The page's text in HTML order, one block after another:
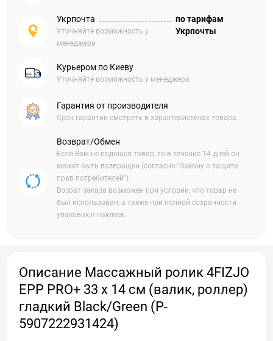
Укрпочта
Уточняйте возможность у
менеджера
по тарифам
Укрпочты
Курьером по Киеву
Уточняйте возможность у менеджера
Гарантия от производителя
Срок гарантии смотреть в характеристиках товара
Возврат/Обмен
Если Вам не подошел товар, то в течение 14 дней он
может быть возвращен (согласно "Закону о защите
прав потребителей").
Возрат заказа возможен при условии, что товар не
был использован, а также при полной сохранности
упаковок и наклеек.
Описание Массажный ролик 4FIZJO
EPP PRO+ 33 x 14 см (валик, роллер)
гладкий Black/Green (P-
5907222931424)